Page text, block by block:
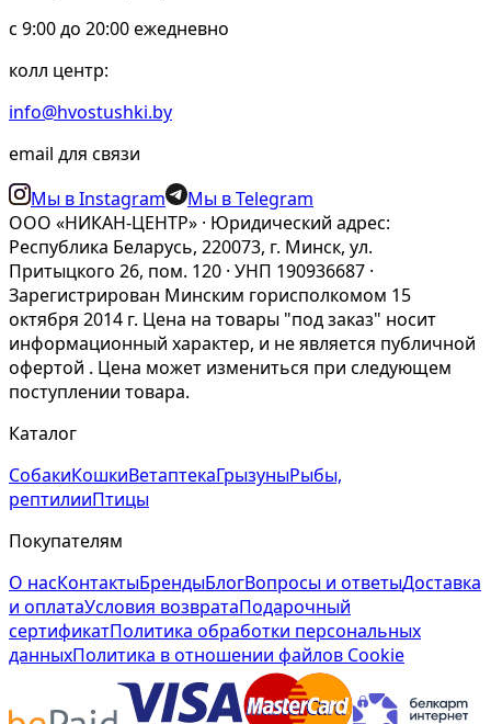
c 9:00 до 20:00 ежедневно
колл центр:
info@hvostushki.by
email для связи
Мы в Instagram
Мы в Telegram
ООО «НИКАН-ЦЕНТР» · Юридический адрес:
Республика Беларусь, 220073, г. Минск, ул.
Притыцкого 26, пом. 120 · УНП 190936687 ·
Зарегистрирован Минским горисполкомом 15
октября 2014 г. Цена на товары "под заказ" носит
информационный характер, и не является публичной
офертой . Цена может измениться при следующем
поступлении товара.
Каталог
СобакиКошкиВетаптекаГрызуныРыбы,
рептилииПтицы
Покупателям
О насКонтактыБрендыБлогВопросы и ответыДоставка
и оплатаУсловия возвратаПодарочный
сертификатПолитика обработки персональных
данныхПолитика в отношении файлов Cookie